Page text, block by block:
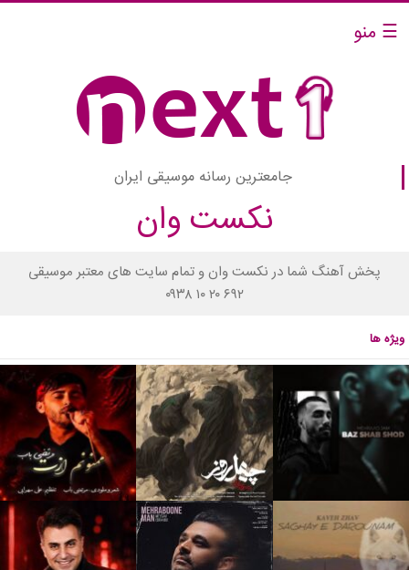
☰ منو
جامعترین رسانه موسیقی ایران
نکست وان
پخش آهنگ شما در نکست وان و تمام سایت های معتبر موسیقی
۰۹۳۸ ۱۰ ۲۰ ۶۹۲
ویژه ها